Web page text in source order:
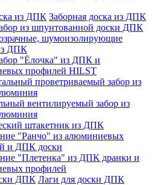
Заборная доска из ДПК
из шпунтованной доски ДПК
шумоизолирующие
ДПК
"Ёлочка" из ДПК и
профилей HILST
проветриваемый забор из
вентилируемый забор из
штакетник из ДПК
"Ранчо" из алюминиевых
и ДПК доски
"Плетенка" из ДПК дранки и
профилей
Лаги для доски ДПК